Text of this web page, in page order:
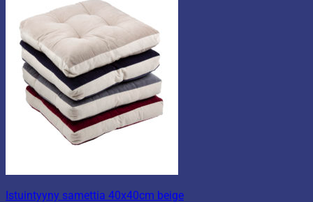
Istuintyyny samettia 40x40cm beige